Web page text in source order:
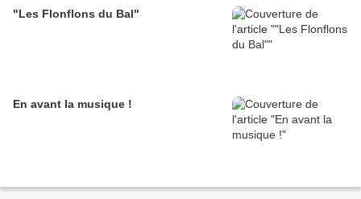
"Les Flonflons du Bal"
En avant la musique !